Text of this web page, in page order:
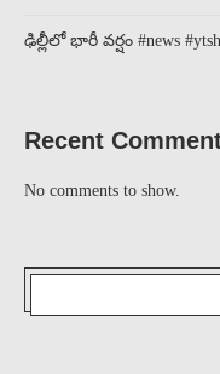
ఢిల్లీలో భారీ వర్షం #news
Recent
No comments to show.